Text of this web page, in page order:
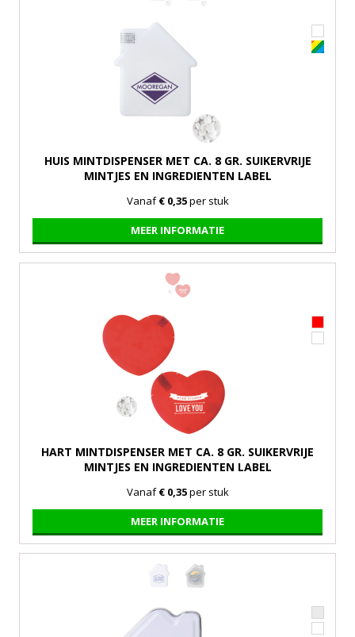
HUIS MINTDISPENSER MET CA. 8 GR. SUIKERVRIJE
MINTJES EN INGREDIENTEN LABEL
Vanaf€ 0,35per stuk
MEER INFORMATIE
HART MINTDISPENSER MET CA. 8 GR. SUIKERVRIJE
MINTJES EN INGREDIENTEN LABEL
Vanaf€ 0,35per stuk
MEER INFORMATIE